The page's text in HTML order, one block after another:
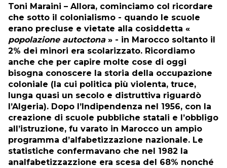
Toni Maraini – Allora, cominciamo col ricordare
che sotto il colonialismo - quando le scuole
erano precluse e vietate alla cosiddetta «
popolazione autoctona» - in Marocco soltanto il
2% dei minori era scolarizzato. Ricordiamo
anche che per capire molte cose di oggi
bisogna conoscere la storia della occupazione
coloniale (la cui politica più violenta, truce,
lunga quasi un secolo e distruttiva riguardò
l’Algeria). Dopo l’Indipendenza nel 1956, con la
creazione di scuole pubbliche statali e l’obbligo
all’istruzione, fu varato in Marocco un ampio
programma d’alfabetizzazione nazionale. Le
statistiche confermavano che nel 1982 la
analfabetizzazzione era scesa del 68% nonché